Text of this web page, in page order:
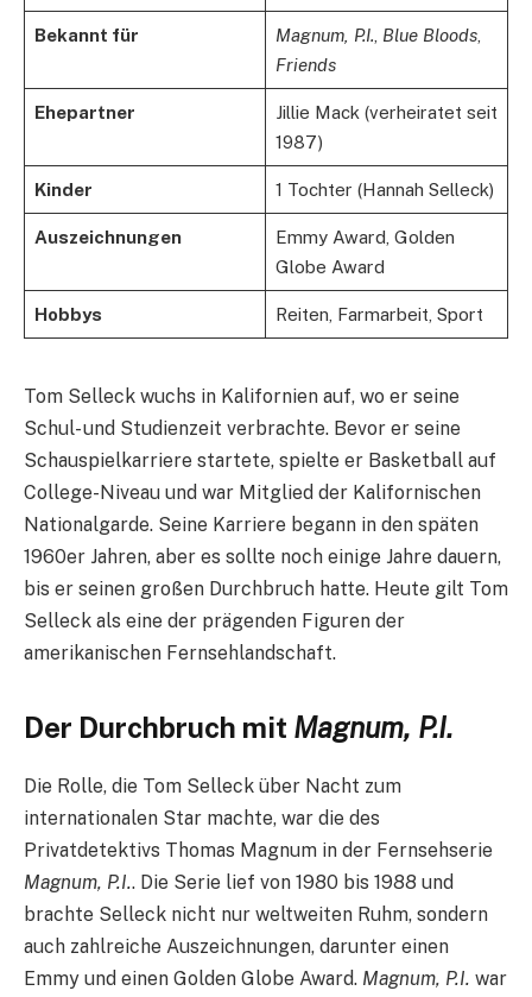
Bekannt für Magnum, P.I. Blue Bloods,
Friends
Ehepartner
Jillie Mack (verheiratet seit
1987)
Kinder 1 Tochter (Hannah Selleck)
Auszeichnungen
Emmy Award, Golden
Globe Award
Hobbys Reiten, Farmarbeit, Sport
Tom Selleck wuchs in Kalifornien auf, wo er seine
Schul- und Studienzeit verbrachte. Bevor er seine
Schauspielkarriere startete, spielte er Basketball auf
College-Niveau und war Mitglied der Kalifornischen
Nationalgarde. Seine Karriere begann in den späten
1960er Jahren, aber es sollte noch einige Jahre dauern,
bis er seinen großen Durchbruch hatte. Heute gilt Tom
Selleck als eine der prägenden Figuren der
amerikanischen Fernsehlandschaft.
Der Durchbruch mit Magnum, P.I.
Die Rolle, die Tom Selleck über Nacht zum
internationalen Star machte, war die des
Privatdetektivs Thomas Magnum in der Fernsehserie
Magnum, P.I.. Die Serie lief von 1980 bis 1988 und
brachte Selleck nicht nur weltweiten Ruhm, sondern
auch zahlreiche Auszeichnungen, darunter einen
Emmy und einen Golden Globe Award. Magnum, P.I. war